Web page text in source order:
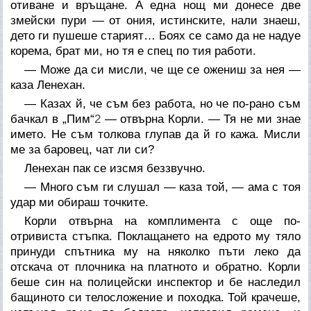
отиване и връщане. А една нощ ми донесе две
змейски пури — от ония, истинските, нали знаеш,
дето ги пушеше старият… Боях се само да не надуе
корема, брат ми, но тя е спец по тия работи.
— Може да си мисли, че ще се ожениш за нея —
каза Ленехан.
— Казах й, че съм без работа, но че по-рано съм
бачкал в „Пим“2— отвърна Корли. — Тя не ми знае
името. Не съм толкова глупав да й го кажа. Мисли
ме за баровец, чат ли си?
Ленехан пак се изсмя беззвучно.
— Много съм ги слушал — каза той, — ама с тоя
удар ми обираш точките.
Корли отвърна на комплимента с още по-
отривиста стъпка. Поклащането на едрото му тяло
принуди спътника му на няколко пъти леко да
отскача от плочника на платното и обратно. Корли
беше син на полицейски инспектор и бе наследил
бащиното си телосложение и походка. Той крачеше,